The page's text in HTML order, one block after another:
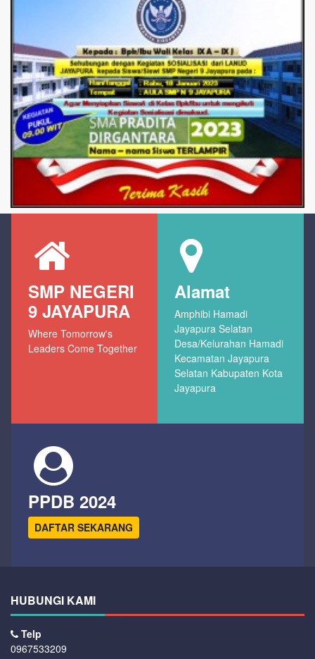
SMP NEGERI
9 JAYAPURA
Where Tomorrow's
Leaders Come Together
Alamat
Amphibi Hamadi
Jayapura Selatan
Desa/Kelurahan Hamadi
Kecamatan Jayapura
Selatan Kabupaten Kota
Jayapura
PPDB 2024
DAFTAR SEKARANG
HUBUNGI KAMI
Telp
0967533209